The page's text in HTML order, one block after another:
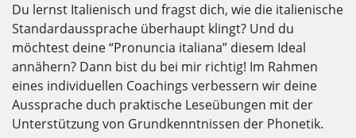
Du lernst Italienisch und fragst dich, wie die italienische
Standardaussprache überhaupt klingt? Und du
möchtest deine “Pronuncia italiana” diesem Ideal
annähern? Dann bist du bei mir richtig! Im Rahmen
eines individuellen Coachings verbessern wir deine
Aussprache duch praktische Leseübungen mit der
Unterstützung von Grundkenntnissen der Phonetik.